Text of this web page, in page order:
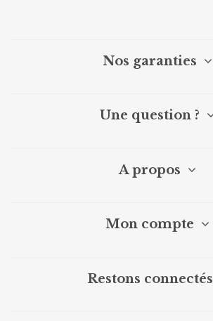
Nos garanties
Une question ?
A propos
Mon compte
Restons connectés